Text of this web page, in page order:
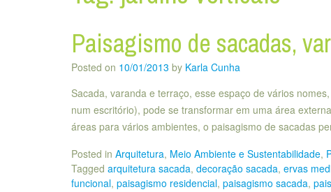
Paisagismo de sacadas,
Posted on 10/01/2013 by Karla Cunha
Sacada, varanda e terraço, esse espaço de vários
num escritório), pode se transformar em uma área
áreas para vários ambientes, o paisagismo de sacadas
Posted in Arquitetura, Meio Ambiente e Sustentabilidade,
Tagged arquitetura sacada, decoração sacada, ervas
funcional, paisagismo residencial, paisagismo sacada,